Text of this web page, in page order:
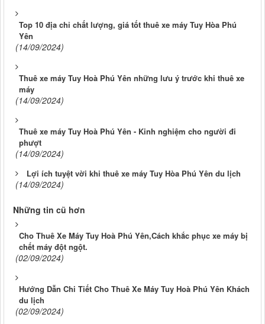
Top 10 địa chỉ chất lượng, giá tốt thuê xe máy Tuy Hòa Phú
Yên
(14/09/2024)
Thuê xe máy Tuy Hoà Phú Yên những lưu ý trước khi thuê xe
máy
(14/09/2024)
Thuê xe máy Tuy Hoà Phú Yên - Kinh nghiệm cho người đi
phượt
(14/09/2024)
Lợi ích tuyệt vời khi thuê xe máy Tuy Hòa Phú Yên du lịch
(14/09/2024)
Những tin cũ hơn
Cho Thuê Xe Máy Tuy Hoà Phú Yên,Cách khắc phục xe máy bị
chết máy đột ngột.
(02/09/2024)
Hướng Dẫn Chi Tiết Cho Thuê Xe Máy Tuy Hoà Phú Yên Khách
du lịch
(02/09/2024)